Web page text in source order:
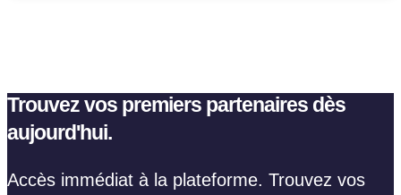
Trouvez vos premiers partenaires dès
aujourd'hui.
Accès immédiat à la plateforme. Trouvez vos